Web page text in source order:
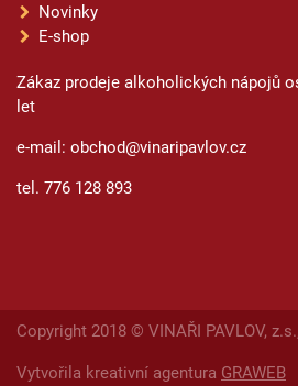
Novinky
E-shop
Zákaz prodeje alkoholických nápojů
let
e-mail: obchod@vinaripavlov.cz
tel. 776 128 893
Copyright 2018 © VINAŘI PAVLOV,
Vytvořila kreativní agentura GRAWEB